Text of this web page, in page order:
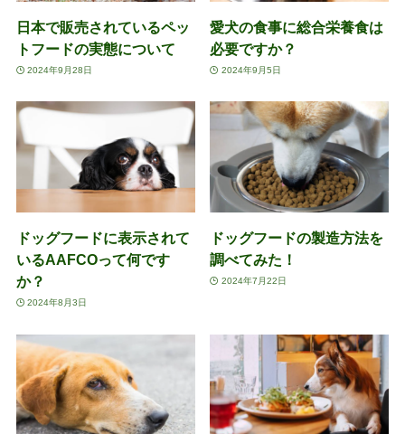
日本で販売されているペッ
トフードの実態について
2024年9月28日
愛犬の食事に総合栄養食は
必要ですか？
2024年9月5日
ドッグフードに表示されて
いるAAFCOって何です
か？
2024年8月3日
ドッグフードの製造方法を
調べてみた！
2024年7月22日